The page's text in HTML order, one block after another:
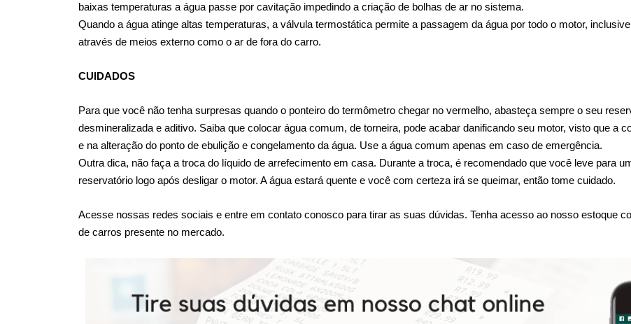
baixas temperaturas a água passe por cavitação impedindo a criação de bolhas de ar no sistema.
Quando a água atinge altas temperaturas, a válvula termostática permite a passagem da água por todo o motor,
através de meios externo como o ar de fora do carro.
CUIDADOS
Para que você não tenha surpresas quando o ponteiro do termômetro chegar no vermelho, abasteça sempre o seu
desmineralizada e aditivo. Saiba que colocar água comum, de torneira, pode acabar danificando seu motor, visto que a
e na alteração do ponto de ebulição e congelamento da água. Use a água comum apenas em caso de emergência.
Outra dica, não faça a troca do líquido de arrefecimento em casa. Durante a troca, é recomendado que você leve para
reservatório logo após desligar o motor. A água estará quente e você com certeza irá se queimar, então tome cuidado.
Acesse nossas redes sociais e entre em contato conosco para tirar as suas dúvidas. Tenha acesso ao nosso estoque
de carros presente no mercado.